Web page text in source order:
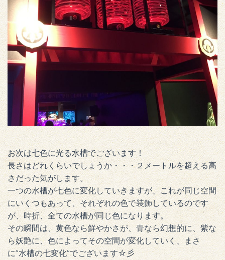
お次は七色に光る水槽でございます！
長さはどれくらいでしょうか・・・２メートルを超える高
さだった気がします。
一つの水槽が七色に変化していきますが、これが同じ空間
にいくつもあって、それぞれの色で装飾しているのです
が、時折、全ての水槽が同じ色になります。
その瞬間は、黄色なら鮮やかさが、青なら幻想的に、紫な
ら妖艶に、色によってその空間が変化していく、まさ
に”水槽の七変化”でございます☆彡